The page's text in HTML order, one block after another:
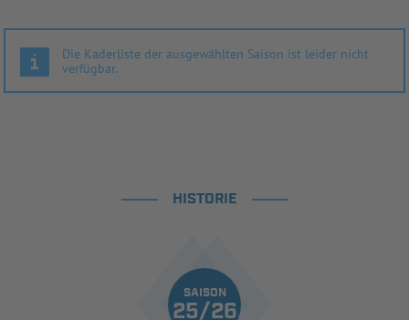
Die Kaderliste der ausgewählten Saison ist leider nicht
verfügbar.
HISTORIE
SAISON
25/26